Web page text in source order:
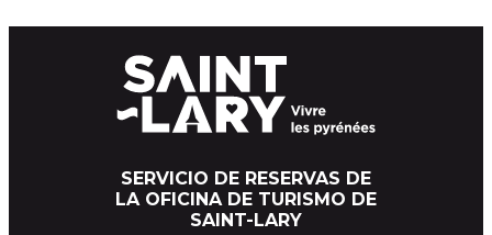
SERVICIO DE RESERVAS DE
LA OFICINA DE TURISMO DE
SAINT-LARY